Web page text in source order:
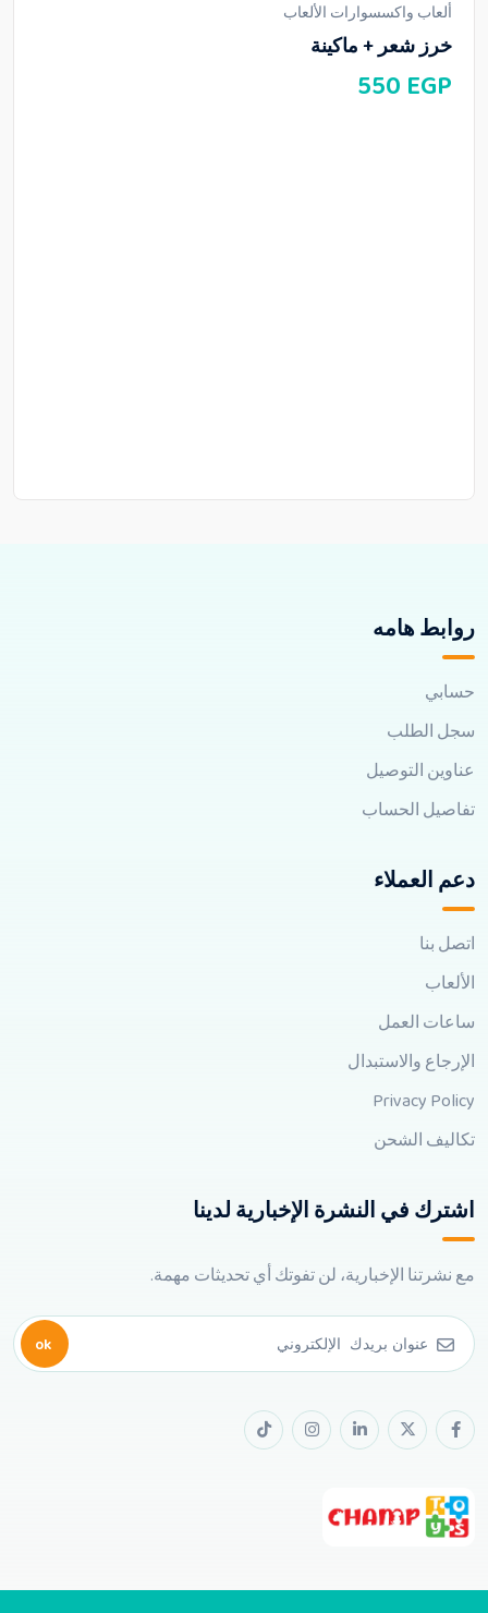
ألعاب واكسسوارات الألعاب
خرز شعر + ماكينة
550 EGP
روابط هامه
حسابي
سجل الطلب
عناوين التوصيل
تفاصيل الحساب
دعم العملاء
اتصل بنا
الألعاب
ساعات العمل
الإرجاع والاستبدال
Privacy Policy
تكاليف الشحن
اشترك في النشرة الإخبارية لدينا
مع نشرتنا الإخبارية، لن تفوتك أي تحديثات مهمة.
ok